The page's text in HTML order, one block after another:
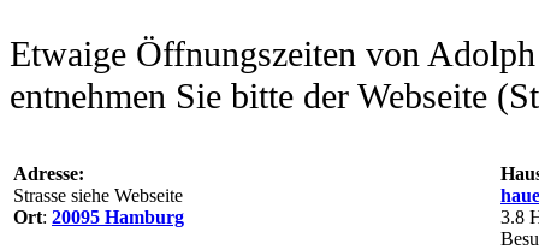
Etwaige Öffnungszeiten von
entnehmen Sie bitte der Webseite
Adresse:
Strasse siehe Webseite
Ort: 20095 Hamburg
3.8